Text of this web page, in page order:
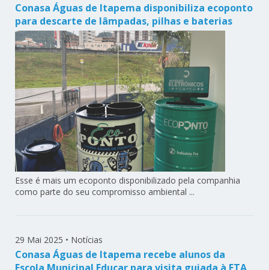
Conasa Águas de Itapema disponibiliza ecoponto
para descarte de lâmpadas, pilhas e baterias
Esse é mais um ecoponto disponibilizado pela companhia
como parte do seu compromisso ambiental ...
29 Mai 2025 • Notícias
Conasa Águas de Itapema recebe alunos da